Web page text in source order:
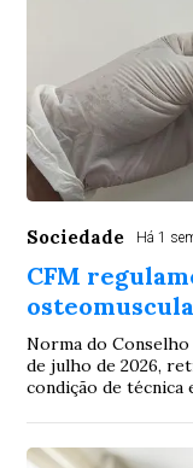
Sociedade Há 1
CFM
Norma do Conselho
de julho de 2026,
condição de técnica